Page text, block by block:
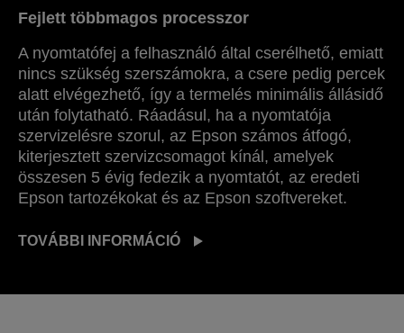
Fejlett többmagos processzor
A nyomtatófej a felhasználó által cserélhető, emiatt
nincs szükség szerszámokra, a csere pedig percek
alatt elvégezhető, így a termelés minimális állásidő
után folytatható. Ráadásul, ha a nyomtatója
szervizelésre szorul, az Epson számos átfogó,
kiterjesztett szervizcsomagot kínál, amelyek
összesen 5 évig fedezik a nyomtatót, az eredeti
Epson tartozékokat és az Epson szoftvereket.
TOVÁBBI INFORMÁCIÓ